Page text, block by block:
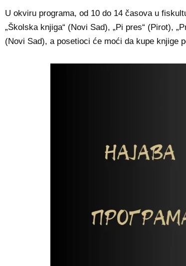
U okviru programa, od 10 do 14 časova u
„Školska knjiga“ (Novi Sad), „Pi pres“ (Pirot),
(Novi Sad), a posetioci će moći da kupe knjige